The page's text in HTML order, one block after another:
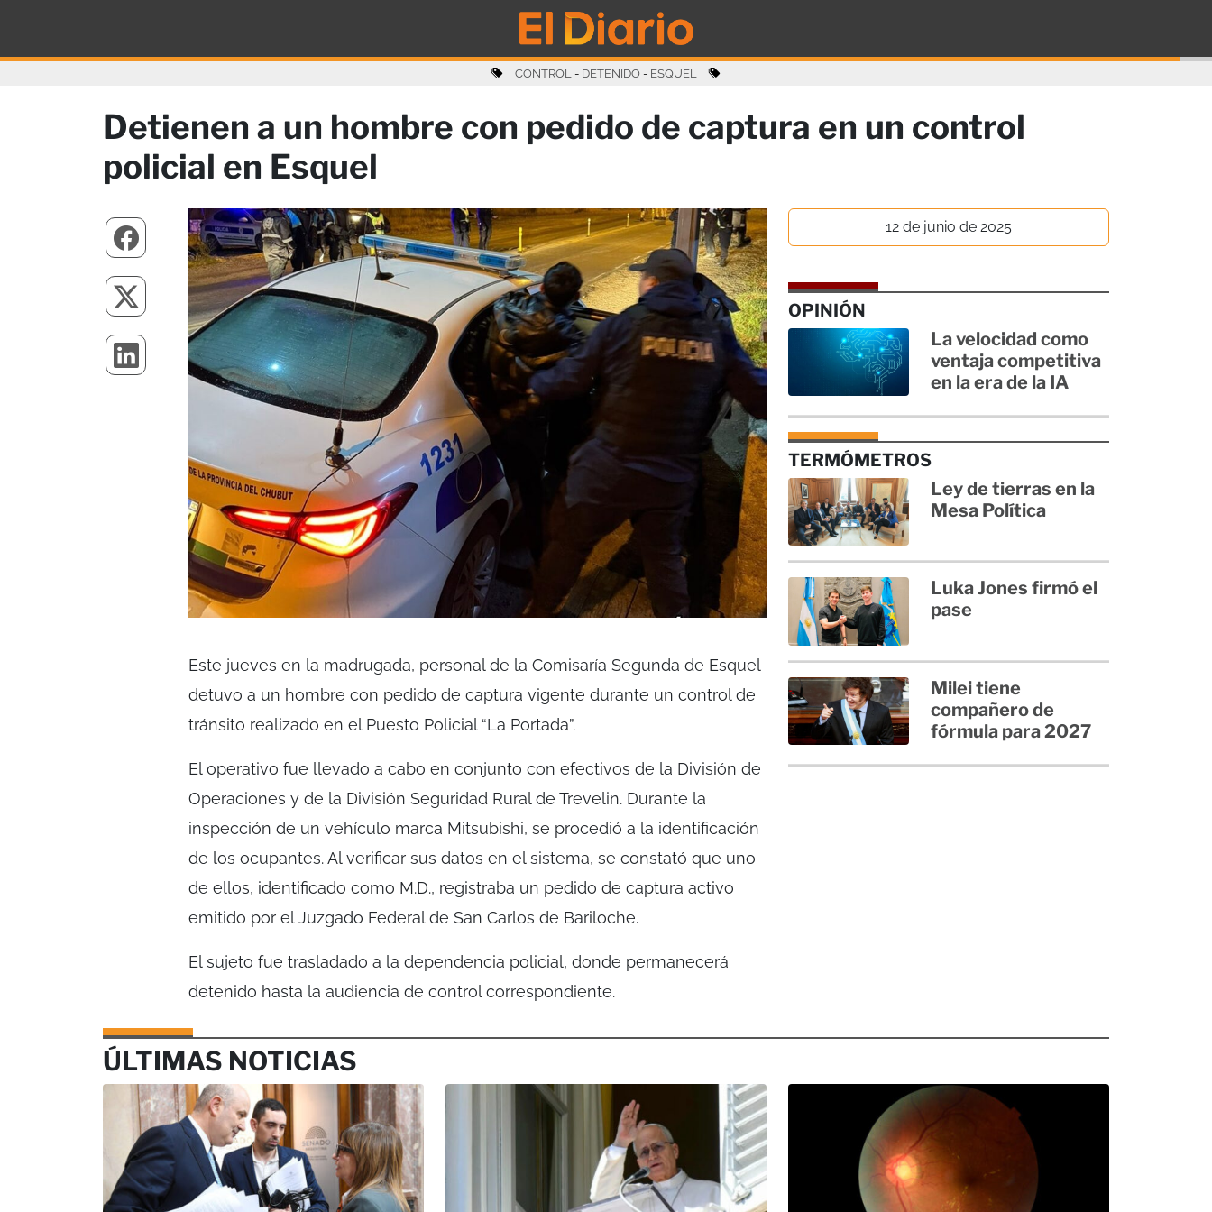
CONTROL - DETENIDO - ESQUEL
Detienen a un hombre con pedido de captura en un control
policial en Esquel
Este jueves en la madrugada, personal de la Comisaría Segunda de Esquel
detuvo a un hombre con pedido de captura vigente durante un control de
tránsito realizado en el Puesto Policial “La Portada”.
El operativo fue llevado a cabo en conjunto con efectivos de la División de
Operaciones y de la División Seguridad Rural de Trevelin. Durante la
inspección de un vehículo marca Mitsubishi, se procedió a la identificación
de los ocupantes. Al verificar sus datos en el sistema, se constató que uno
de ellos, identificado como M.D., registraba un pedido de captura activo
emitido por el Juzgado Federal de San Carlos de Bariloche.
El sujeto fue trasladado a la dependencia policial, donde permanecerá
detenido hasta la audiencia de control correspondiente.
12 de junio de 2025
OPINIÓN
La velocidad como
ventaja competitiva
en la era de la IA
TERMÓMETROS
Ley de tierras en la
Mesa Política
Luka Jones firmó el
pase
Milei tiene
compañero de
fórmula para 2027
ÚLTIMAS NOTICIAS